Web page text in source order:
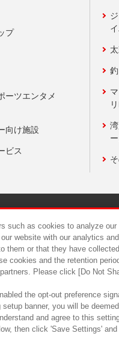
プ
ーツエンタメ
向け施設
ビス
食品のご
such as cookies to analyze
website with our analytics
them or that they have
cookies and the retention
Please click [Do Not
the opt-out preference
banner, you will be
and agree to this
then click 'Save Settings' and